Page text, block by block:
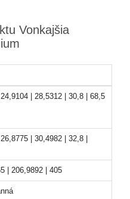
Vonkajšia
| 28,5312 | 30,8 | 68,5
| 30,4982 | 32,8 |
| 206,9892 | 405